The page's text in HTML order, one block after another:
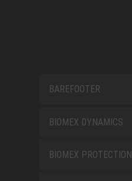
BAREFOOTER
BIOMEX DYNAMICS
BIOMEX PROTECTION